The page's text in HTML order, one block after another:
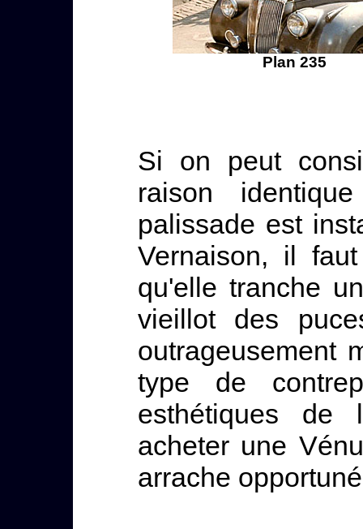
Plan 235
Si on peut
raison
palissade est
Vernaison, il
qu'elle tranche
vieillot des
outrageusement
type de
esthétiques
acheter une
arrache